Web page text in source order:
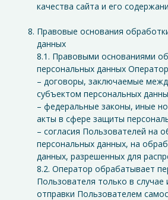
качества сайта и его
Правовые основания
данных
8.1. Правовыми основаниями
персональных данных
– договоры, заключаемые
субъектом персональных
– федеральные законы, иные
акты в сфере защиты
– согласия Пользователей на
персональных данных, на
данных, разрешенных для
8.2. Оператор обрабатывает
Пользователя только в случае
отправки Пользователем